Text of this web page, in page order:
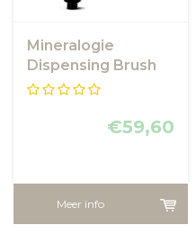
Mineralogie
Dispensing Brush
Foundation - Honey
€59,60
Meer info